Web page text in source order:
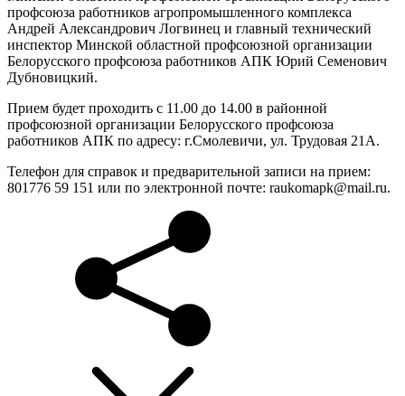
профсоюза работников агропромышленного комплекса
Андрей Александрович Логвинец и главный технический
инспектор Минской областной профсоюзной организации
Белорусского профсоюза работников АПК Юрий Семенович
Дубновицкий.
Прием будет проходить с 11.00 до 14.00 в районной
профсоюзной организации Белорусского профсоюза
работников АПК по адресу: г.Смолевичи, ул. Трудовая 21А.
Телефон для справок и предварительной записи на прием:
801776 59 151 или по электронной почте: raukomapk@mail.ru.